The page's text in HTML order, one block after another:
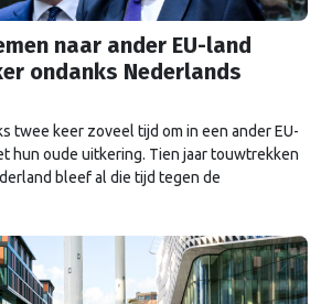
naar ander EU-land
ondanks Nederlands
twee keer zoveel tijd om in een ander EU-
hun oude uitkering. Tien jaar touwtrekken
bleef al die tijd tegen de